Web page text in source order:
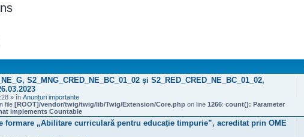
S2_MNG_CRED_NE_BC_01_02 și S2_RED_CRED_NE_BC_01_02,
» în Anunțuri importante
file [ROOT]/vendor/twig/twig/lib/Twig/Extension/Core.php on line 1266: count(): Parameter
implements Countable
formare „Abilitare curriculară pentru educație timpurie”, acreditat prin OME